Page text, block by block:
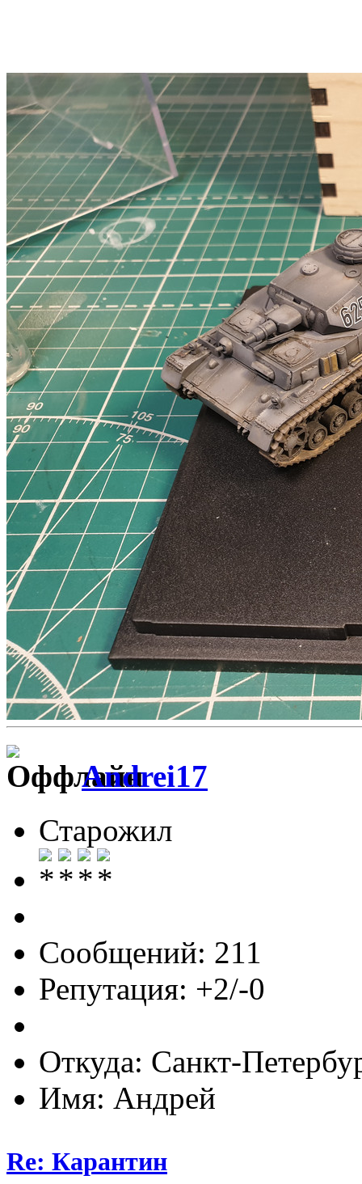
Andrei17
Старожил
Сообщений: 211
Репутация: +2/-0
Откуда: Санкт-
Имя: Андрей
Re: Карантин